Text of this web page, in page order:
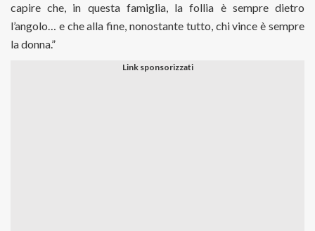
capire che, in questa famiglia, la follia è sempre dietro
l’angolo… e che alla fine, nonostante tutto, chi vince è sempre
la donna.”